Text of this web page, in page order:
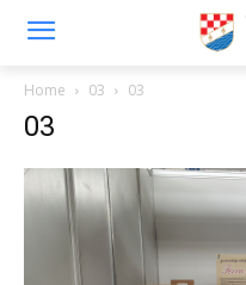
Home 03 03
03